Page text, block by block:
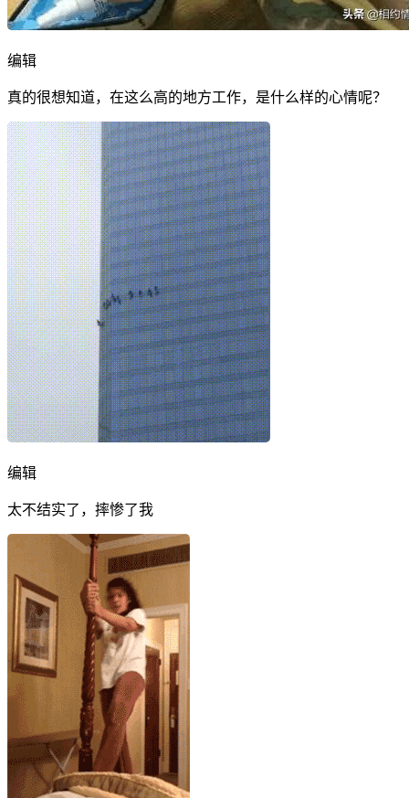
编辑
真的很想知道，在这么高的地方工作，是什么样的心情呢？
编辑
太不结实了，摔惨了我